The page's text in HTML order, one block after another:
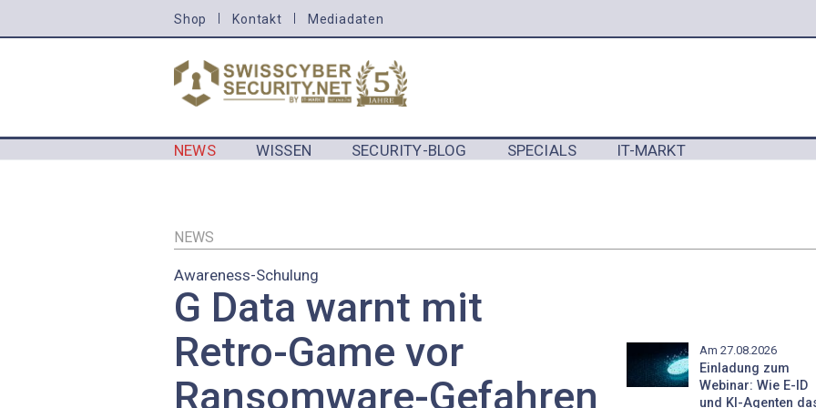
zum
MENU
Shop Kontakt Mediadaten
NEWS WISSEN SECURITY-BLOG SPECIALS IT-MARKT
NEWS
Awareness-Schulung
G Data warnt mit
Retro-Game vor
Ransomware-Gefahren
Am 27.08.2026
Einladung zum
Webinar: Wie E-ID
und KI-Agenten